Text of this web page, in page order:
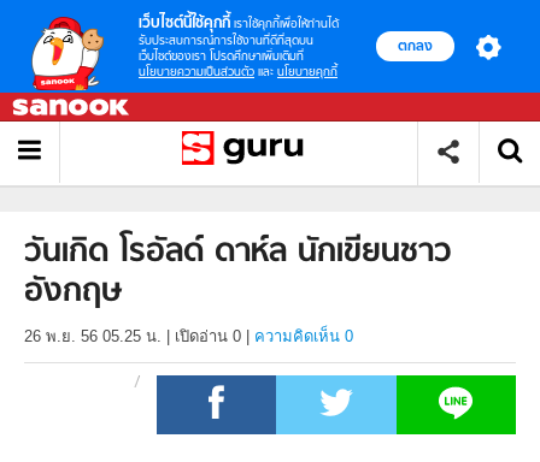
เว็บไซต์นี้ใช้คุกกี้ เราใช้คุกกี้เพื่อให้ท่านได้
รับประสบการณ์การใช้งานที่ดีที่สุดบน
เว็บไซต์ของเรา โปรดศึกษาเพิ่มเติมที่
นโยบายความเป็นส่วนตัว และ นโยบายคุกกี้
ตกลง
วันเกิด โรอัลด์ ดาห์ล นักเขียนชาว
อังกฤษ
26 พ.ย. 56 05.25 น. เปิดอ่าน 0 ความคิดเห็น 0